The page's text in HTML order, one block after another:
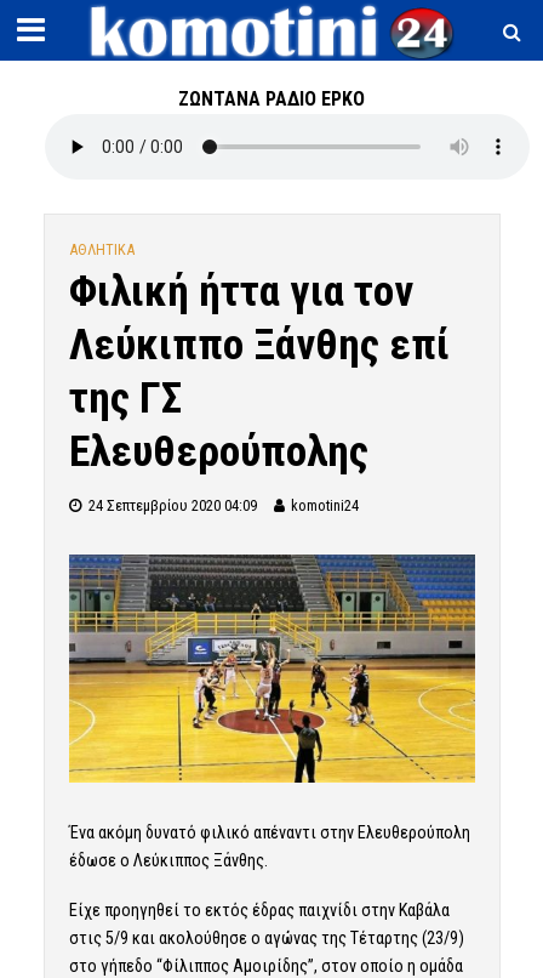
ΖΩΝΤΑΝΑ ΡΑΔΙΟ ΕΡΚΟ
ΑΘΛΗΤΙΚΑ
Φιλική ήττα για τον
Λεύκιππο Ξάνθης επί
της ΓΣ
Ελευθερούπολης
24 Σεπτεμβρίου 2020 04:09 komotini24
Ένα ακόμη δυνατό φιλικό απέναντι στην Ελευθερούπολη
έδωσε ο Λεύκιππος Ξάνθης.
Είχε προηγηθεί το εκτός έδρας παιχνίδι στην Καβάλα
στις 5/9 και ακολούθησε ο αγώνας της Τέταρτης (23/9)
στο γήπεδο “Φίλιππος Αμοιρίδης”, στον οποίο η ομάδα